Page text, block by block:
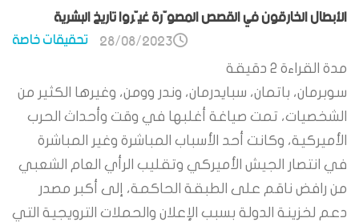
الأبطال الخارقون في القصص المصوّرة غيّروا تاريخ البشرية
تحقيقات خاصة 28/08/2023
مدة القراءة 2 دقيقة
سوبرمان، باتمان، سبايدرمان، وندر وومن، وغيرها الكثير من
الشخصيات، تمت صياغة أغلبها في وقت وأحداث الحرب
الأميركية، وكانت أحد الأسباب المباشرة وغير المباشرة
في انتصار الجيش الأميركي وتقليب الرأي العام الشعبي
من رافض ناقم على الطبقة الحاكمة، إلى أكبر مصدر
دعم لخزينة الدولة بسبب الإعلان والحملات الترويجية التي